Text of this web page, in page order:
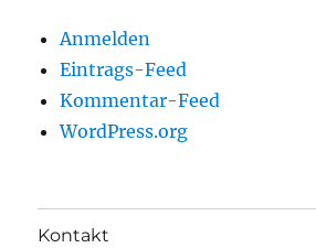
Anmelden
Eintrags-Feed
Kommentar-Feed
WordPress.org
Kontakt